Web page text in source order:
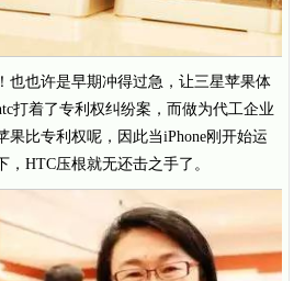
也也许是早期冲得过急，让三星苹果体
打着了专利权纠纷案，而做为代工企业
果比专利权呢，因此当iPhone刚开始运
HTC压根就无还击之手了。